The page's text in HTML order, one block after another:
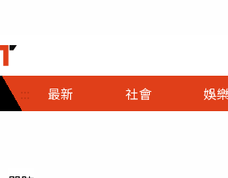
::: 最新 社會
首頁
娛樂
娛樂首頁
即時
財經首頁
熱線
政